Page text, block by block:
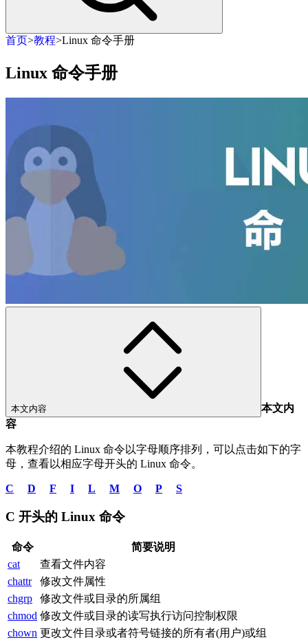
首页>教程>Linux 命令手册
Linux 命令手册
本文内容
本文内
容
本教程介绍的 Linux 命令以字母顺序排列，可以点击如下的字
母，查看以相应字母开头的 Linux 命令。
C D F I L M O P S
C 开头的 Linux 命令
命令
简要说明
cat
查看文件内容
chattr
修改文件属性
chgrp
修改文件或目录的所属组
chmod 修改文件或目录的读写执行访问控制权限
chown 更改文件目录或者符号链接的所有者(用户)或组